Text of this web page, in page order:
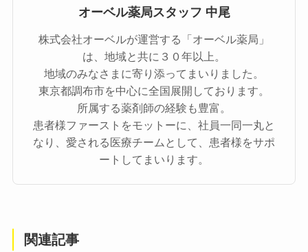
オーベル薬局スタッフ 中尾
株式会社オーベルが運営する「オーベル薬局」
は、地域と共に３０年以上。
地域のみなさまに寄り添ってまいりました。
東京都調布市を中心に全国展開しております。
所属する薬剤師の経験も豊富。
患者様ファーストをモットーに、社員一同一丸と
なり、愛される医療チームとして、患者様をサポ
ートしてまいります。
関連記事